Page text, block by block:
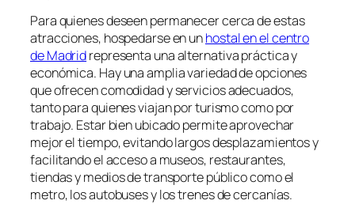
Para quienes deseen permanecer cerca de estas
atracciones, hospedarse en unhostal en el centro
de Madridrepresenta una alternativa práctica y
económica. Hay una amplia variedad de opciones
que ofrecen comodidad y servicios adecuados,
tanto para quienes viajan por turismo como por
trabajo. Estar bien ubicado permite aprovechar
mejor el tiempo, evitando largos desplazamientos y
facilitando el acceso a museos, restaurantes,
tiendas y medios de transporte público como el
metro, los autobuses y los trenes de cercanías.